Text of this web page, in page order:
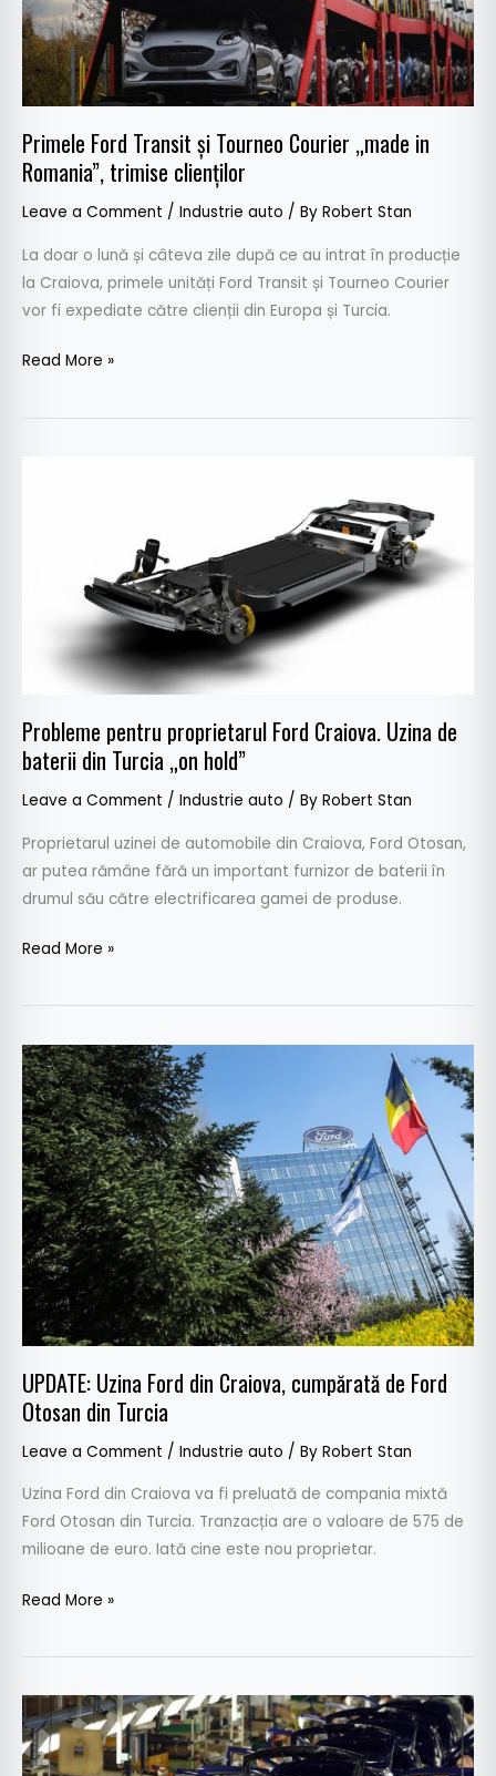
Primele Ford Transit și Tourneo Courier „made in
Romania”, trimise clienților
Leave a Comment / Industrie auto / By Robert Stan
La doar o lună și câteva zile după ce au intrat în producție
la Craiova, primele unități Ford Transit și Tourneo Courier
vor fi expediate către clienții din Europa și Turcia.
in
Romania”,
trimise
clienților
Read More »
Probleme pentru proprietarul Ford Craiova. Uzina de
baterii din Turcia „on hold”
Leave a Comment / Industrie auto / By Robert Stan
Proprietarul uzinei de automobile din Craiova, Ford Otosan,
ar putea rămâne fără un important furnizor de baterii în
drumul său către electrificarea gamei de produse.
Turcia
„on
hold”
Read More »
UPDATE: Uzina Ford din Craiova, cumpărată de Ford
Otosan din Turcia
Leave a Comment / Industrie auto / By Robert Stan
Uzina Ford din Craiova va fi preluată de compania mixtă
Ford Otosan din Turcia. Tranzacția are o valoare de 575 de
milioane de euro. Iată cine este nou proprietar.
UPDATE:
Uzina
Ford
din
Craiova,
cumpărată
de
Ford
Otosan
din
Turcia
Read More »
Uzinele
din
România